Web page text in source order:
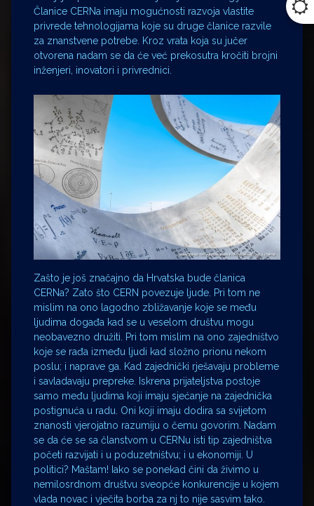
Članice CERNa imaju mogućnosti razvoja vlastite
privrede tehnologijama koje su druge članice razvile
za znanstvene potrebe. Kroz vrata koja su jučer
otvorena nadam se da će već prekosutra kročiti brojni
inženjeri, inovatori i privrednici.
Zašto je još značajno da Hrvatska bude članica
CERNa? Zato što CERN povezuje ljude. Pri tom ne
mislim na ono lagodno zbližavanje koje se među
ljudima događa kad se u veselom društvu mogu
neobavezno družiti. Pri tom mislim na ono zajedništvo
koje se rađa između ljudi kad složno prionu nekom
poslu; i naprave ga. Kad zajednički rješavaju probleme
i savladavaju prepreke. Iskrena prijateljstva postoje
samo među ljudima koji imaju sjećanje na zajednička
postignuća u radu. Oni koji imaju dodira sa svijetom
znanosti vjerojatno razumiju o čemu govorim. Nadam
se da će se sa članstvom u CERNu isti tip zajedništva
početi razvijati i u poduzetništvu; i u ekonomiji. U
politici? Maštam! Iako se ponekad čini da živimo u
nemilosrdnom društvu sveopće konkurencije u kojem
vlada novac i vječita borba za nj to nije sasvim tako.